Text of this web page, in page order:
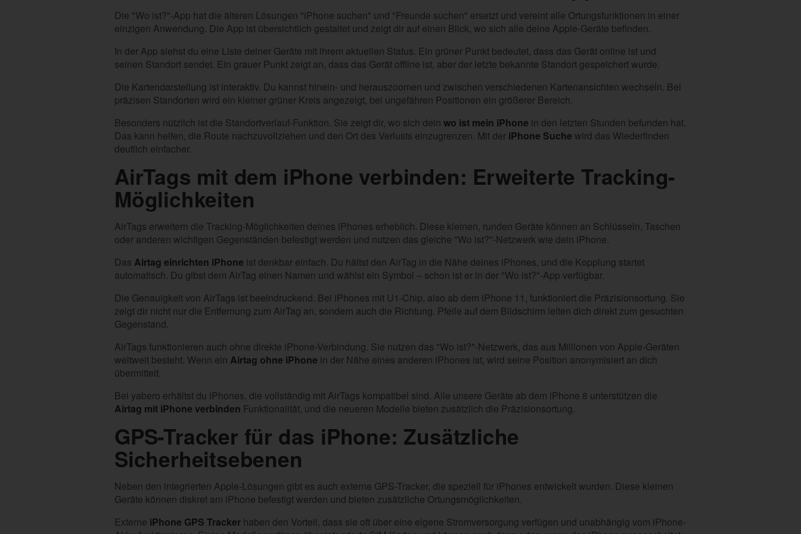
Die "Wo ist?"-App hat die älteren Lösungen "iPhone suchen" und "Freunde suchen" ersetzt und vereint alle Ortungsfunktionen in einer
einzigen Anwendung. Die App ist übersichtlich gestaltet und zeigt dir auf einen Blick, wo sich alle deine Apple-Geräte befinden.
In der App siehst du eine Liste deiner Geräte mit ihrem aktuellen Status. Ein grüner Punkt bedeutet, dass das Gerät online ist und
seinen Standort sendet. Ein grauer Punkt zeigt an, dass das Gerät offline ist, aber der letzte bekannte Standort gespeichert wurde.
Die Kartendarstellung ist interaktiv. Du kannst hinein- und herauszoomen und zwischen verschiedenen Kartenansichten wechseln. Bei
präzisen Standorten wird ein kleiner grüner Kreis angezeigt, bei ungefähren Positionen ein größerer Bereich.
Besonders nützlich ist die Standortverlauf-Funktion. Sie zeigt dir, wo sich dein wo ist mein iPhone in den letzten Stunden befunden hat.
Das kann helfen, die Route nachzuvollziehen und den Ort des Verlusts einzugrenzen. Mit der iPhone Suche wird das Wiederfinden
deutlich einfacher.
AirTags mit dem iPhone verbinden: Erweiterte Tracking-
Möglichkeiten
AirTags erweitern die Tracking-Möglichkeiten deines iPhones erheblich. Diese kleinen, runden Geräte können an Schlüsseln, Taschen
oder anderen wichtigen Gegenständen befestigt werden und nutzen das gleiche "Wo ist?"-Netzwerk wie dein iPhone.
Das Airtag einrichten iPhone ist denkbar einfach. Du hältst den AirTag in die Nähe deines iPhones, und die Kopplung startet
automatisch. Du gibst dem AirTag einen Namen und wählst ein Symbol – schon ist er in der "Wo ist?"-App verfügbar.
Die Genauigkeit von AirTags ist beeindruckend. Bei iPhones mit U1-Chip, also ab dem iPhone 11, funktioniert die Präzisionsortung. Sie
zeigt dir nicht nur die Entfernung zum AirTag an, sondern auch die Richtung. Pfeile auf dem Bildschirm leiten dich direkt zum gesuchten
Gegenstand.
AirTags funktionieren auch ohne direkte iPhone-Verbindung. Sie nutzen das "Wo ist?"-Netzwerk, das aus Millionen von Apple-Geräten
weltweit besteht. Wenn ein Airtag ohne iPhone in der Nähe eines anderen iPhones ist, wird seine Position anonymisiert an dich
übermittelt.
Bei yabero erhältst du iPhones, die vollständig mit AirTags kompatibel sind. Alle unsere Geräte ab dem iPhone 8 unterstützen die
Airtag mit iPhone verbinden Funktionalität, und die neueren Modelle bieten zusätzlich die Präzisionsortung.
GPS-Tracker für das iPhone: Zusätzliche
Sicherheitsebenen
Neben den integrierten Apple-Lösungen gibt es auch externe GPS-Tracker, die speziell für iPhones entwickelt wurden. Diese kleinen
Geräte können diskret am iPhone befestigt werden und bieten zusätzliche Ortungsmöglichkeiten.
Externe iPhone GPS Tracker haben den Vorteil, dass sie oft über eine eigene Stromversorgung verfügen und unabhängig vom iPhone-